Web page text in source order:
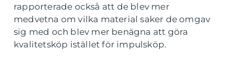
rapporterade också att de blev mer
medvetna om vilka material saker de omgav
sig med och blev mer benägna att göra
kvalitetsköp istället för impulsköp.